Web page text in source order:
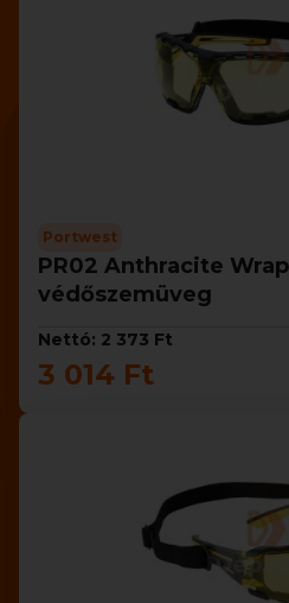
Portwest
PR02 Anthracite
védőszemüveg
Nettó: 2 373 Ft
3 014 Ft